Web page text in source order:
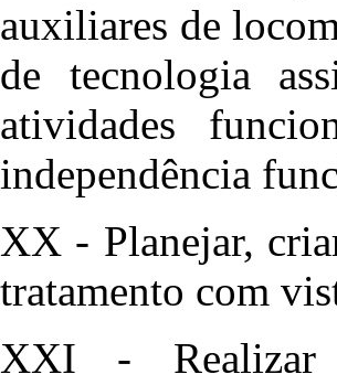
auxiliares de
de tecnologia
atividades
independência
XX - Planejar,
tratamento com
XXI - Realizar